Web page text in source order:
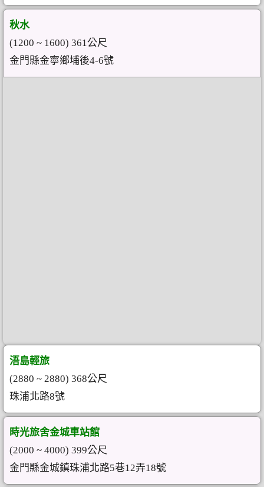
秋水
(1200 ~ 1600) 361公尺
金門縣金寧鄉埔後4-6號
浯島輕旅
(2880 ~ 2880) 368公尺
珠浦北路8號
時光旅舍金城車站館
(2000 ~ 4000) 399公尺
金門縣金城鎮珠浦北路5巷12弄18號